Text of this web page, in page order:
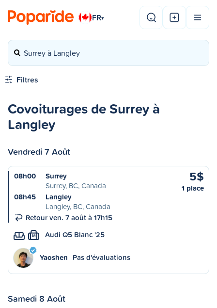
FR▾
Surrey à Langley
Filtres
Covoiturages de Surrey à
Langley
Vendredi 7 Août
08h00
Surrey
Surrey, BC, Canada
08h45
Langley
Langley, BC, Canada
Retour ven. 7 août à 17h15
5$
1 place
M Audi Q5 Blanc '25
Yaoshen Pas d'évaluations
Samedi 8 Août